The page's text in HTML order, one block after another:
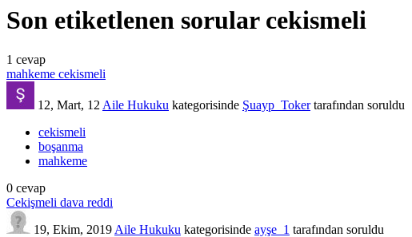
Son etiketlenen sorular cekismeli
1 cevap
mahkeme cekismeli
12, Mart, 12 Aile Hukuku kategorisinde Şuayp_Toker tarafından soruldu
cekismeli
boşanma
mahkeme
0 cevap
Cekişmeli dava reddi
19, Ekim, 2019 Aile Hukuku kategorisinde ayşe_1 tarafından soruldu